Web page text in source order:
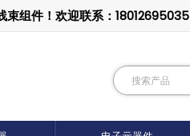
束组件！欢迎联系：18012695035